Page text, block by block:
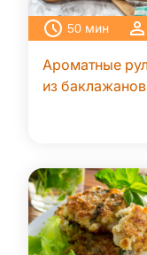
50 мин
Ароматные
из